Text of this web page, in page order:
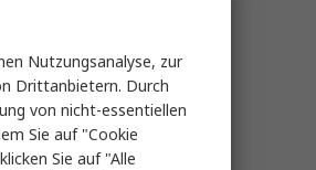
Nutzungsanalyse, zur
Drittanbietern. Durch
von nicht-essentiellen
Sie auf "Cookie
Sie auf "Alle